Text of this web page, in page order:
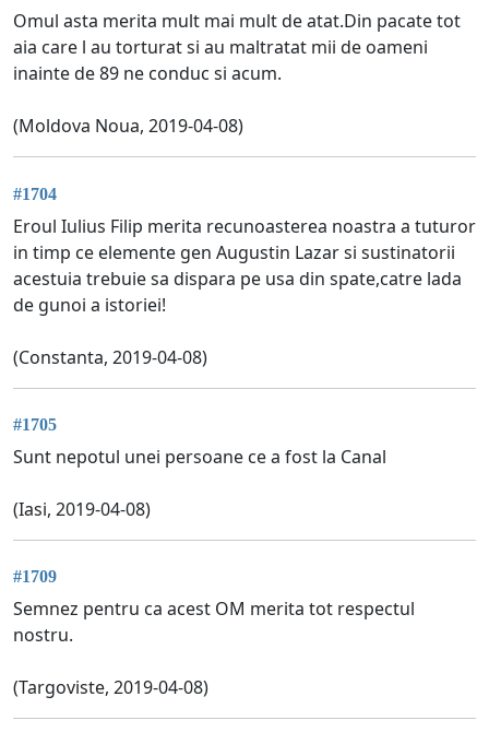
Omul asta merita mult mai mult de atat.Din pacate tot
aia care l au torturat si au maltratat mii de oameni
inainte de 89 ne conduc si acum.
(Moldova Noua, 2019-04-08)
#1704
Eroul Iulius Filip merita recunoasterea noastra a tuturor
in timp ce elemente gen Augustin Lazar si sustinatorii
acestuia trebuie sa dispara pe usa din spate,catre lada
de gunoi a istoriei!
(Constanta, 2019-04-08)
#1705
Sunt nepotul unei persoane ce a fost la Canal
(Iasi, 2019-04-08)
#1709
Semnez pentru ca acest OM merita tot respectul
nostru.
(Targoviste, 2019-04-08)